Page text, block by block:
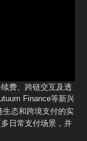
费、跨链交互及透
Finance等新兴
生态和跨境支付的实
日常支付场景，并